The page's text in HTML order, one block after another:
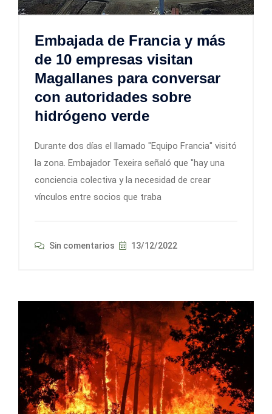
Embajada de Francia y más
de 10 empresas visitan
Magallanes para conversar
con autoridades sobre
hidrógeno verde
Durante dos días el llamado "Equipo Francia" visitó
la zona. Embajador Texeira señaló que "hay una
conciencia colectiva y la necesidad de crear
vínculos entre socios que traba
Sin comentarios 13/12/2022